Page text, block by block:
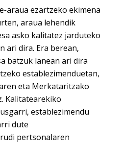
araua ezartzeko ekimena
araua lehendik
asko kalitatez jarduteko
ari dira. Era berean,
batzuk lanean ari dira
establezimenduetan,
eta Merkataritzako
Kalitatearekiko
establezimendu
dute
pertsonalaren